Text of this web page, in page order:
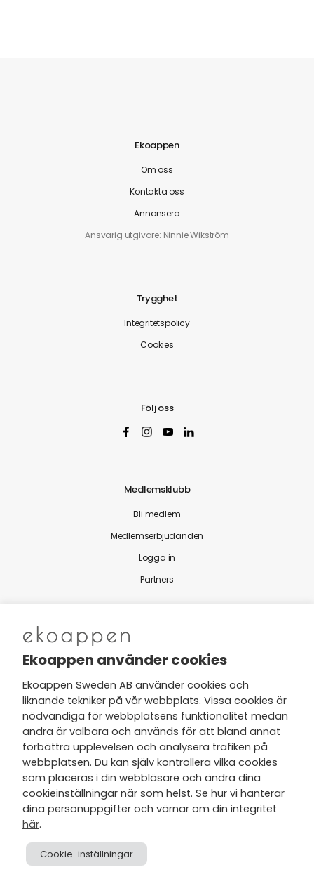
Ekoappen
Om oss
Kontakta oss
Annonsera
Ansvarig utgivare: Ninnie Wikström
Trygghet
Integritetspolicy
Cookies
Följ oss
Medlemsklubb
Bli medlem
Medlemserbjudanden
Logga in
Partners
Nytt från Ekoappen
Jag har tagit del av Ekoappens
personuppgifts- och
integritetspolicyoch tar gärna del
av nyheter, hälsotips och exklusiva
erbjudanden via min e-post.
Ekoappen använder cookies
Ekoappen Sweden AB använder cookies och
liknande tekniker på vår webbplats. Vissa cookies är
nödvändiga för webbplatsens funktionalitet medan
andra är valbara och används för att bland annat
förbättra upplevelsen och analysera trafiken på
webbplatsen. Du kan själv kontrollera vilka cookies
som placeras i din webbläsare och ändra dina
cookieinställningar när som helst. Se hur vi hanterar
dina personuppgifter och värnar om din integritet
här.
Cookie-inställningar